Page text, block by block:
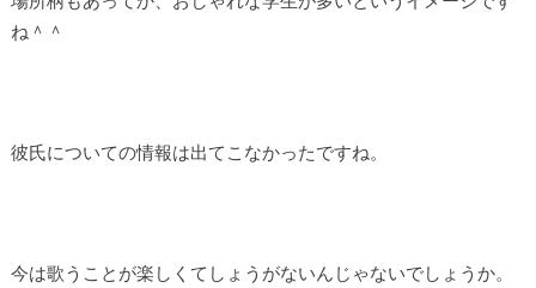
ね＾＾
彼氏についての情報は出てこなかったですね。
今は歌うことが楽しくてしょうがないんじゃないでしょうか。